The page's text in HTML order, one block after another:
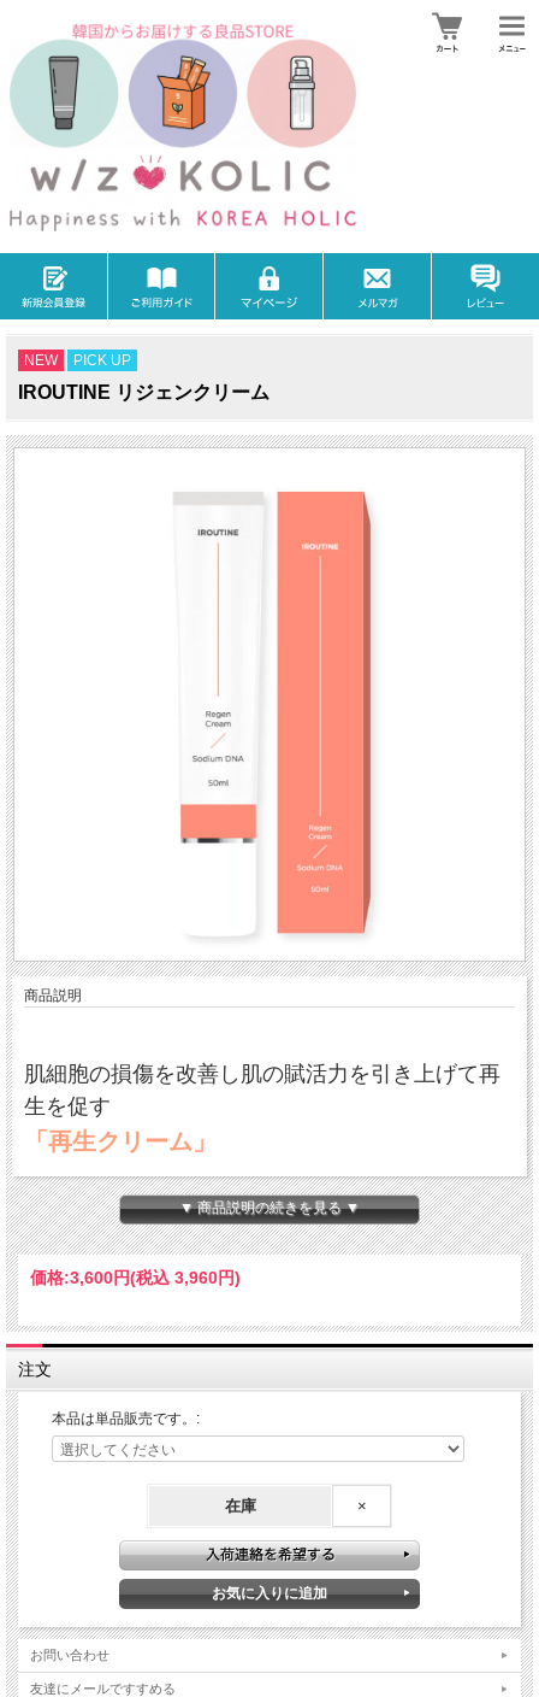
NEW PICK UP
IROUTINE リジェンクリーム
商品説明
肌細胞の損傷を改善し肌の賦活力を引き上げて再
生を促す
「再生クリーム」
レーザーやMTSなどの美容医療施術時には過敏に
なった肌コンディションを素早く鎮静させ、乾き
やすくなった肌に水分と栄養を与え、肌のシンデ
毎日のお手入れでは日々蓄積してしまう肌細胞の
果たします
●ヒトの細胞との親和性がとても良い
鮭由来の成長因子
●７つの植物を化合した皮膚保護組成特許成分
BSASM
▼ 商品説明の続きを見る ▼
価格:3,600円(税込 3,960円)
注文
本品は単品販売です。:
在庫 ×
お問い合わせ
友達にメールですすめる